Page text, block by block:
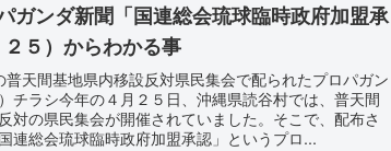
ガンダ新聞「国連総会琉球臨時政府加盟承
５）からわかる事
普天間基地県内移設反対県民集会で配られたプロパガン
チラシ今年の４月２５日、沖縄県読谷村では、普天間
対の県民集会が開催されていました。そこで、配布さ
連総会琉球臨時政府加盟承認」というプロ...